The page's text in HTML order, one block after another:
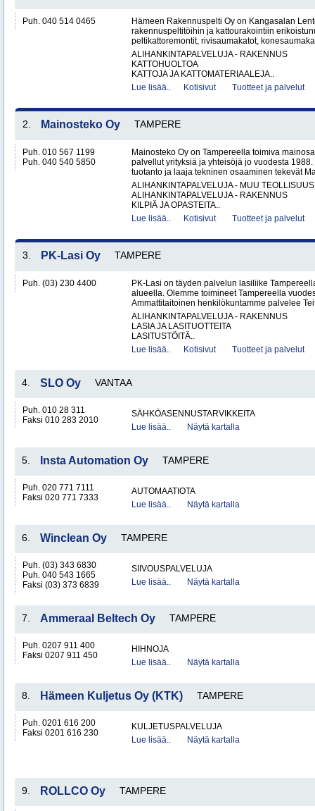
Puh. 040 514 0465
Hämeen Rakennuspelti Oy on Kangasalan
rakennuspeltitöihin ja kattourakointiin
peltikattoremontit, rivisaumakatot,
ALIHANKINTAPALVELUJA - RAKENNUS
KATTOHUOLTOA
KATTOJA JA KATTOMATERIAALEJA..
Lue lisää..
Kotisivut Tuotteet ja palvelut
2. Mainosteko Oy TAMPERE
Puh. 010 567 1199
Puh. 040 540 5850
Mainosteko Oy on Tampereella toimiva
palvellut yrityksiä ja yhteisöjä jo vuodesta
tuotanto ja laaja tekninen osaaminen tekevät
ALIHANKINTAPALVELUJA - MUU TEOLLISUUS
ALIHANKINTAPALVELUJA - RAKENNUS
KILPIÄ JA OPASTEITA..
Lue lisää..
Kotisivut Tuotteet ja palvelut
3. PK-Lasi Oy TAMPERE
Puh. (03) 230 4400
PK-Lasi on täyden palvelun lasiliike
alueella. Olemme toimineet Tampereella
Ammattitaitoinen henkilökuntamme palvelee
ALIHANKINTAPALVELUJA - RAKENNUS
LASIA JA LASITUOTTEITA
LASITUSTÖITÄ..
Lue lisää..
Kotisivut Tuotteet ja palvelut
4. SLO Oy VANTAA
Puh. 010 28 311
Faksi 010 283 2010
SÄHKÖASENNUSTARVIKKEITA
Lue lisää..
Näytä kartalla
5. Insta Automation Oy TAMPERE
Puh. 020 771 7111
Faksi 020 771 7333
AUTOMAATIOTA
Lue lisää..
Näytä kartalla
6. Winclean Oy TAMPERE
Puh. (03) 343 6830
Puh. 040 543 1665
Faksi (03) 373 6839
SIIVOUSPALVELUJA
Lue lisää..
Näytä kartalla
7. Ammeraal Beltech Oy TAMPERE
Puh. 0207 911 400
Faksi 0207 911 450
HIHNOJA
Lue lisää..
Näytä kartalla
8. Hämeen Kuljetus Oy (KTK) TAMPERE
Puh. 0201 616 200
Faksi 0201 616 230
KULJETUSPALVELUJA
Lue lisää..
Näytä kartalla
9. ROLLCO Oy TAMPERE